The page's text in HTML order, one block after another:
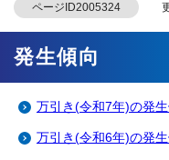
ページID2005324 更
発生傾向
万引き(令和7年)の発生
万引き(令和6年)の発生